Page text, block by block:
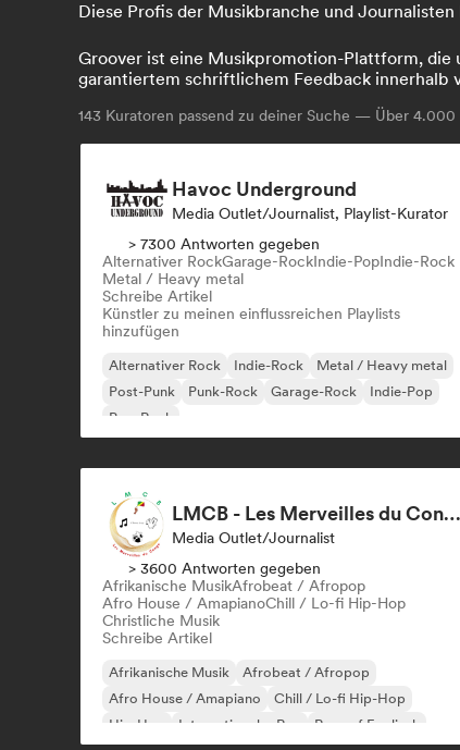
Diese Profis der Musikbranche und
Groover ist eine Musikpromotion-Plattform, die
garantiertem schriftlichem Feedback innerhalb
143 Kuratoren passend zu deiner Suche — Über
Havoc Underground
Media Outlet/Journalist, Playlist-Kurator
> 7300 Antworten gegeben
Alternativer RockGarage-RockIndie-PopIndie-Rock
Metal / Heavy metal
Schreibe Artikel
Künstler zu meinen einflussreichen Playlists
hinzufügen
Alternativer Rock Indie-Rock
Metal / Heavy metal
Post-Punk
Punk-Rock Garage-Rock
Indie-Pop
Pop-Rock
LMCB - Les Merveilles du Congo 🇨🇬
Media Outlet/Journalist
> 3600 Antworten gegeben
Afrikanische MusikAfrobeat / Afropop
Afro House / AmapianoChill / Lo-fi Hip-Hop
Christliche Musik
Schreibe Artikel
Afrikanische Musik
Afrobeat / Afropop
Afro House / Amapiano
Chill / Lo-fi Hip-Hop
Hip-Hop
Internationaler Rap
Rap auf Englisch